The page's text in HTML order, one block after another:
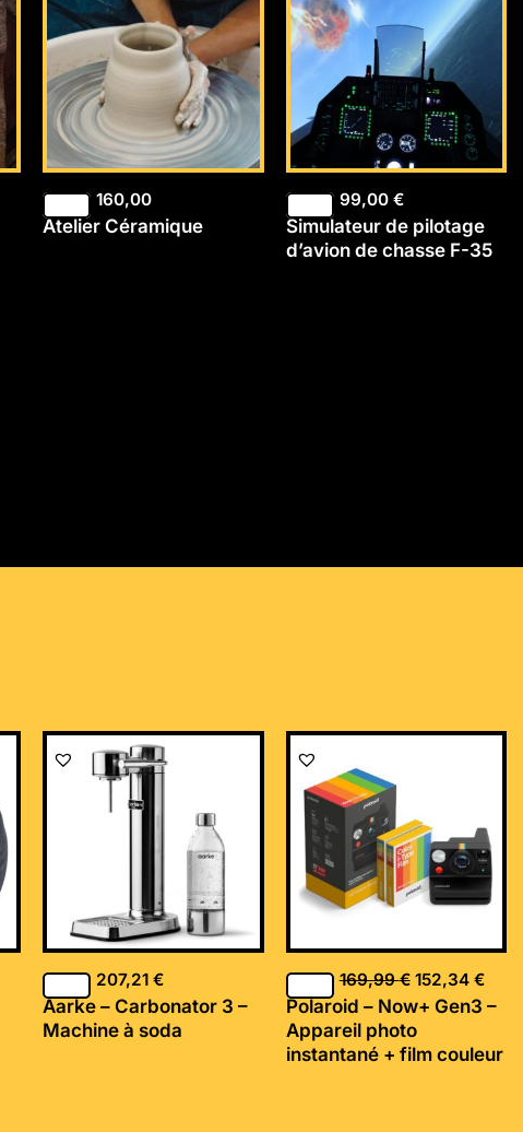
160,00
Atelier Céramique
99,00 €
Simulateur de pilotage
d’avion de chasse F-35
207,21€
Aarke – Carbonator 3 –
Machine à soda
169,99€
Le
169,99 €.
152,34 €
Le
Polaroid – Now+ Gen3 –
Appareil photo
instantané + film couleur